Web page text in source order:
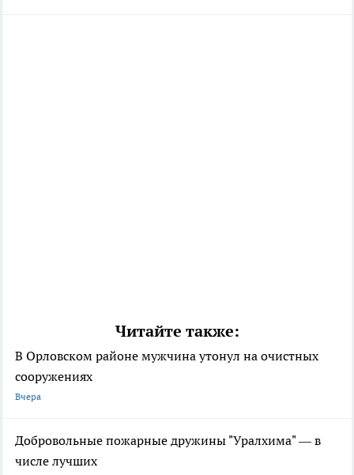
Читайте также:
В Орловском районе мужчина утонул на очистных
сооружениях
Вчера
Добровольные пожарные дружины "Уралхима" — в
числе лучших